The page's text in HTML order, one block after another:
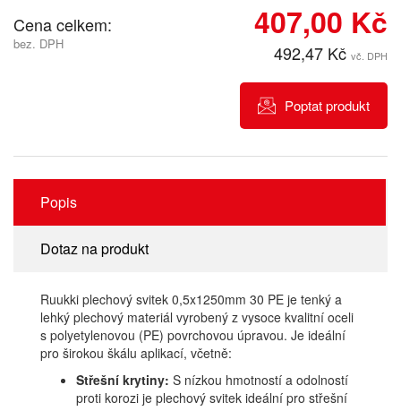
Cena celkem:
bez. DPH
407,00 Kč
492,47 Kč vč. DPH
Poptat produkt
Popis
Dotaz na produkt
Ruukki plechový svitek 0,5x1250mm 30 PE je tenký a
lehký plechový materiál vyrobený z vysoce kvalitní oceli
s polyetylenovou (PE) povrchovou úpravou. Je ideální
pro širokou škálu aplikací, včetně:
Střešní krytiny: S nízkou hmotností a odolností
proti korozi je plechový svitek ideální pro střešní